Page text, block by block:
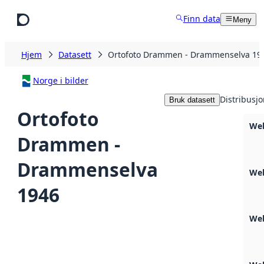
Finn data Meny
Hjem Datasett Ortofoto Drammen - Drammenselva
Norge i bilder
Ortofoto
Drammen -
Drammenselva
1946
Bruk datasett